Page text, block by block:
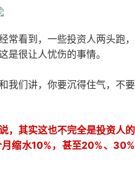
常看到，一些投资人两头跑，
是很让人忧伤的事情。
我们讲，你要沉得住气，不要
，其实这也不完全是投资人的
缩水10%，甚至20%、30%